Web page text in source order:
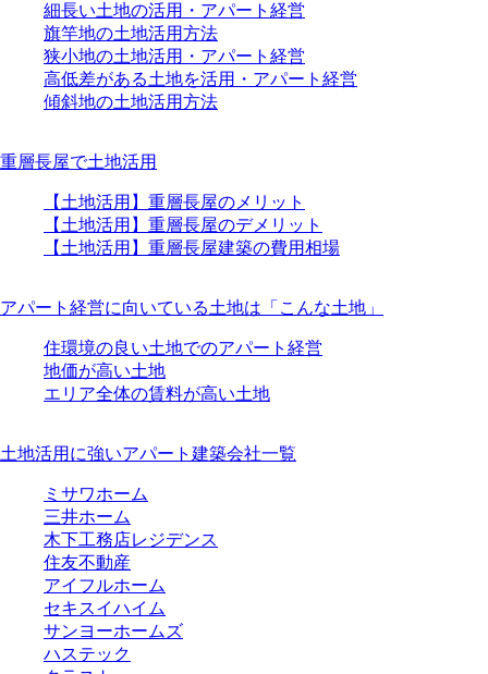
細長い土地の活用・アパート経営
旗竿地の土地活用方法
狭小地の土地活用・アパート経営
高低差がある土地を活用・アパート経営
傾斜地の土地活用方法
重層長屋で土地活用
【土地活用】重層長屋のメリット
【土地活用】重層長屋のデメリット
【土地活用】重層長屋建築の費用相場
アパート経営に向いている土地は「こんな土地」
住環境の良い土地でのアパート経営
地価が高い土地
エリア全体の賃料が高い土地
土地活用に強いアパート建築会社一覧
ミサワホーム
三井ホーム
木下工務店レジデンス
住友不動産
アイフルホーム
セキスイハイム
サンヨーホームズ
ハステック